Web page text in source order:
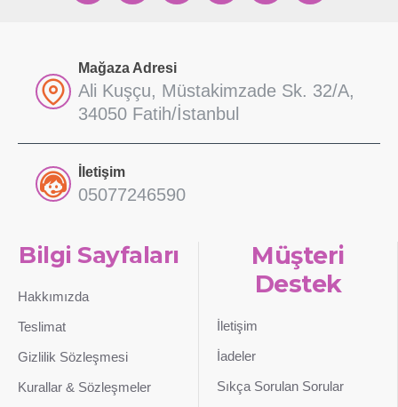
Mağaza Adresi
Ali Kuşçu, Müstakimzade Sk. 32/A,
34050 Fatih/İstanbul
İletişim
05077246590
Bilgi Sayfaları
Hakkımızda
Teslimat
Gizlilik Sözleşmesi
Kurallar & Sözleşmeler
Müşteri
Destek
İletişim
İadeler
Sıkça Sorulan Sorular